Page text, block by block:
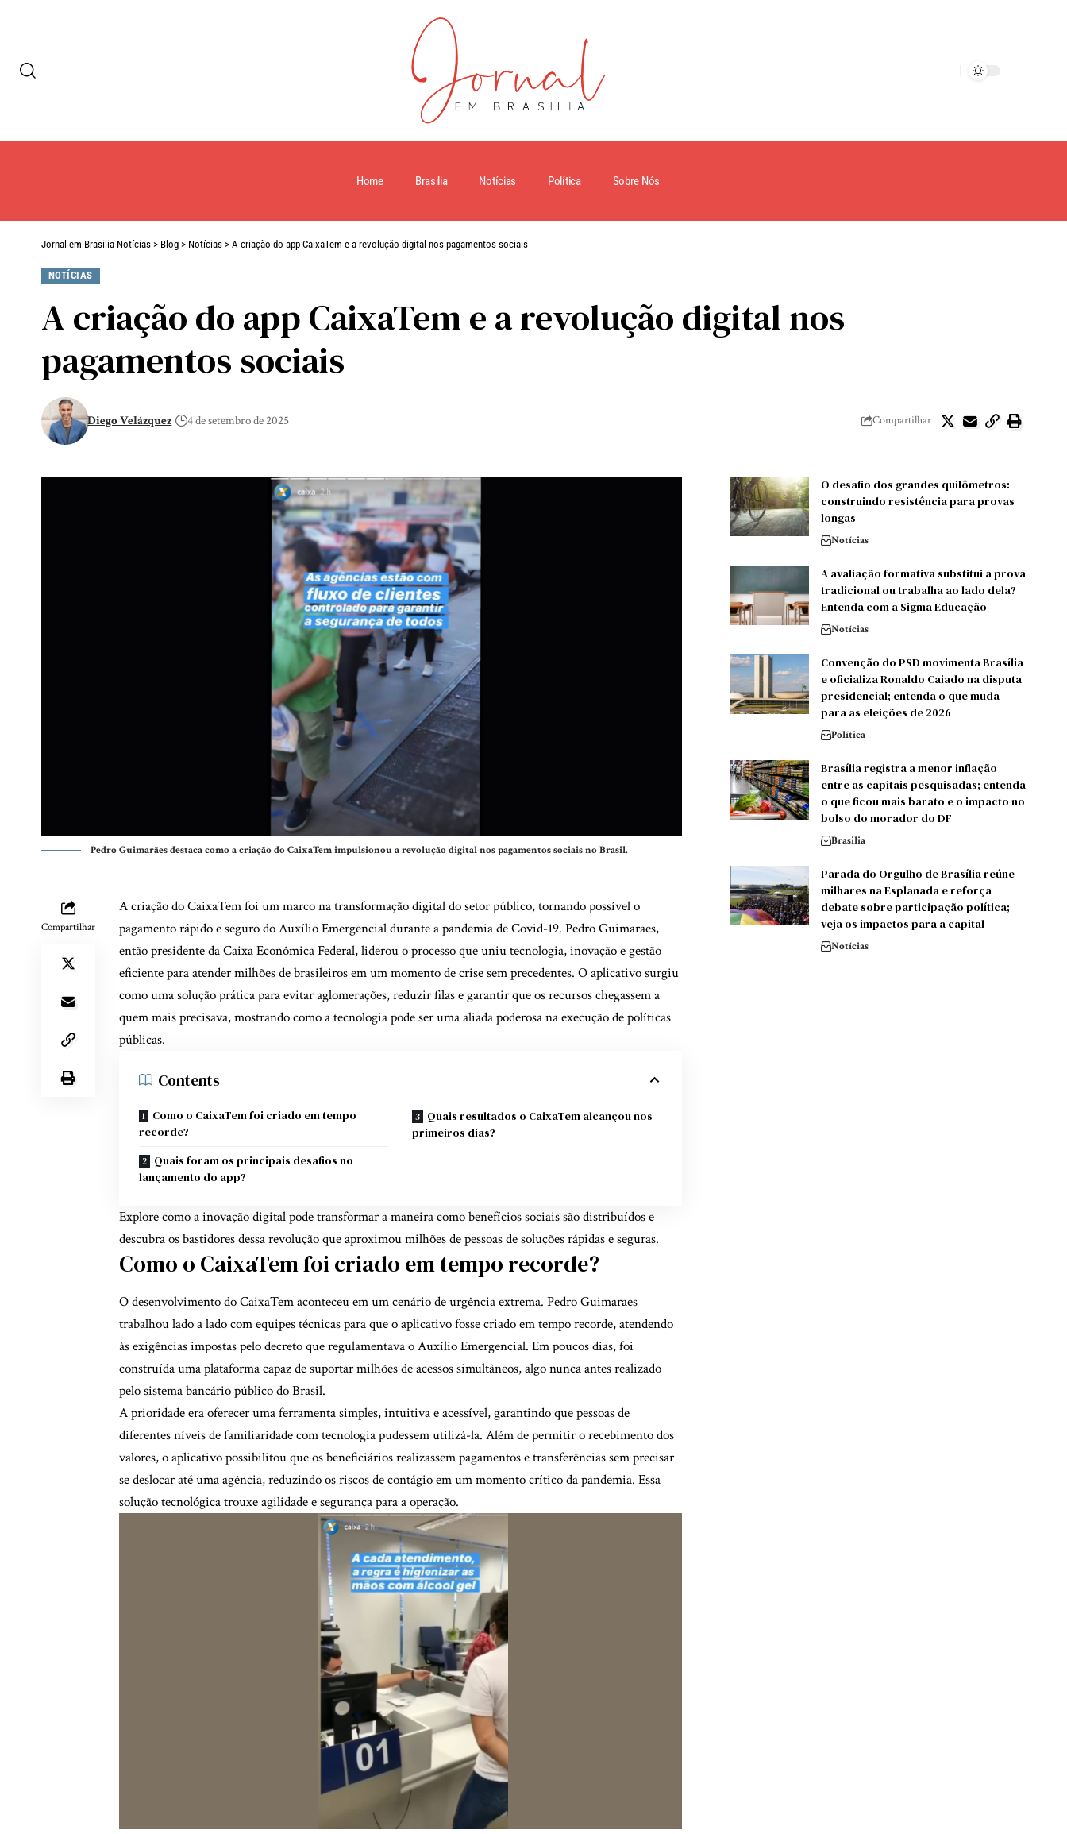
Home Brasilia Notícias Política Sobre Nós
Jornal em Brasilia Notícias > Blog > Notícias > A criação do app CaixaTem e a revolução digital nos pagamentos sociais
NOTÍCIAS
A criação do app CaixaTem e a revolução digital nos
pagamentos sociais
Diego Velázquez 4 de setembro de 2025 Compartilhar
Pedro Guimarães destaca como a criação do CaixaTem impulsionou a revolução digital nos pagamentos sociais no Brasil.
Compartilhar
A criação do CaixaTem foi um marco na transformação digital do setor público, tornando possível o
pagamento rápido e seguro do Auxílio Emergencial durante a pandemia de Covid-19. Pedro Guimaraes,
então presidente da Caixa Econômica Federal, liderou o processo que uniu tecnologia, inovação e gestão
eficiente para atender milhões de brasileiros em um momento de crise sem precedentes. O aplicativo surgiu
como uma solução prática para evitar aglomerações, reduzir filas e garantir que os recursos chegassem a
quem mais precisava, mostrando como a tecnologia pode ser uma aliada poderosa na execução de políticas
públicas.
Contents
Como o CaixaTem foi criado em tempo
recorde?
Quais foram os principais desafios no
lançamento do app?
Quais resultados o CaixaTem alcançou nos
primeiros dias?
Explore como a inovação digital pode transformar a maneira como benefícios sociais são distribuídos e
descubra os bastidores dessa revolução que aproximou milhões de pessoas de soluções rápidas e seguras.
Como o CaixaTem foi criado em tempo recorde?
O desenvolvimento do CaixaTem aconteceu em um cenário de urgência extrema. Pedro Guimaraes
trabalhou lado a lado com equipes técnicas para que o aplicativo fosse criado em tempo recorde, atendendo
às exigências impostas pelo decreto que regulamentava o Auxílio Emergencial. Em poucos dias, foi
construída uma plataforma capaz de suportar milhões de acessos simultâneos, algo nunca antes realizado
pelo sistema bancário público do Brasil.
A prioridade era oferecer uma ferramenta simples, intuitiva e acessível, garantindo que pessoas de
diferentes níveis de familiaridade com tecnologia pudessem utilizá-la. Além de permitir o recebimento dos
valores, o aplicativo possibilitou que os beneficiários realizassem pagamentos e transferências sem precisar
se deslocar até uma agência, reduzindo os riscos de contágio em um momento crítico da pandemia. Essa
solução tecnológica trouxe agilidade e segurança para a operação.
O desafio dos grandes quilômetros:
construindo resistência para provas
longas
Notícias
A avaliação formativa substitui a prova
tradicional ou trabalha ao lado dela?
Entenda com a Sigma Educação
Notícias
Convenção do PSD movimenta Brasília
e oficializa Ronaldo Caiado na disputa
presidencial; entenda o que muda
para as eleições de 2026
Política
Brasília registra a menor inflação
entre as capitais pesquisadas; entenda
o que ficou mais barato e o impacto no
bolso do morador do DF
Brasilia
Parada do Orgulho de Brasília reúne
milhares na Esplanada e reforça
debate sobre participação política;
veja os impactos para a capital
Notícias